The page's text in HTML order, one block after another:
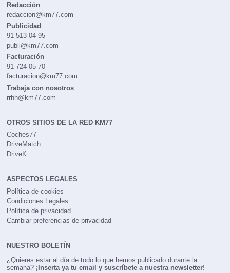
Redacción
redaccion@km77.com
Publicidad
91 513 04 95
publi@km77.com
Facturación
91 724 05 70
facturacion@km77.com
Trabaja con nosotros
rrhh@km77.com
OTROS SITIOS DE LA RED KM77
Coches77
DriveMatch
DriveK
ASPECTOS LEGALES
Política de cookies
Condiciones Legales
Política de privacidad
Cambiar preferencias de privacidad
NUESTRO BOLETÍN
¿Quieres estar al día de todo lo que hemos publicado durante la
semana? ¡Inserta ya tu email y suscríbete a nuestra newsletter!